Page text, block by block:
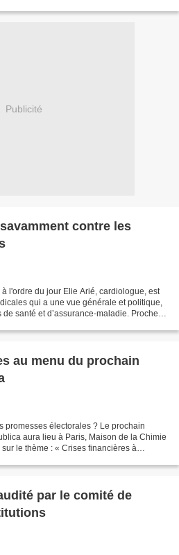
Publicité
contre les
l'ordre du jour Elie Arié, cardiologue, est
qui a une vue générale et politique,
santé et d’assurance-maladie. Proche
au menu du prochain
promesses électorales ? Le prochain
aura lieu à Paris, Maison de la Chimie
le thème : « Crises financières à
par le comité de